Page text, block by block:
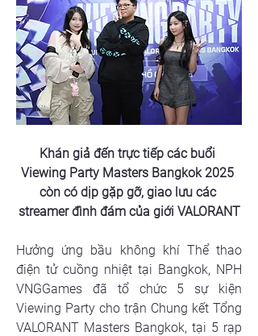
Khán giả đến trực tiếp các buổi
Viewing Party Masters Bangkok 2025
còn có dịp gặp gỡ, giao lưu các
streamer đình đám của giới VALORANT
Hưởng ứng bầu không khí Thể thao
điện tử cuồng nhiệt tại Bangkok, NPH
VNGGames đã tổ chức 5 sự kiện
Viewing Party cho trận Chung kết Tổng
VALORANT Masters Bangkok, tại 5 rạp